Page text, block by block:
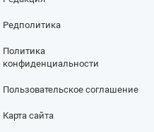
Редполитика
Политика
конфиденциальности
Пользовательское соглашение
Карта сайта